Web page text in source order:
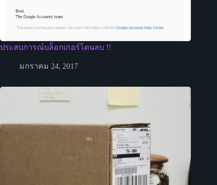
ประสบการณ์บล็อกเกอร์โดนลบ !!
มกราคม 24, 2017